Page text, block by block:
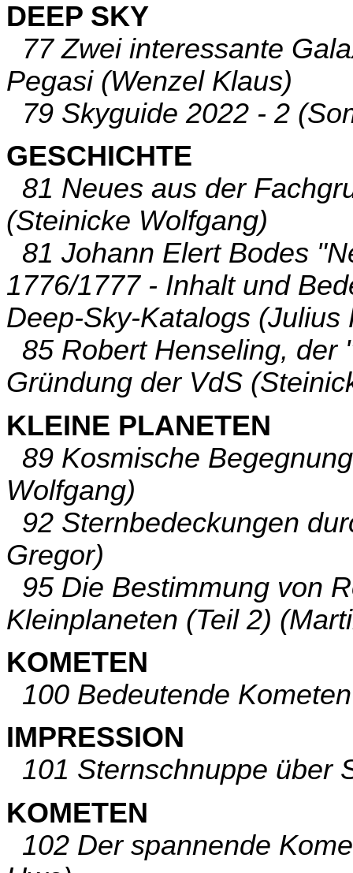
DEEP SKY
77 Zwei interessante
Pegasi (Wenzel Klaus)
79 Skyguide 2022 - 2
GESCHICHTE
81 Neues aus der
(Steinicke Wolfgang)
81 Johann Elert Bodes
1776/1777 - Inhalt und
Deep-Sky-Katalogs (Julius
85 Robert Henseling, der
Gründung der VdS
KLEINE PLANETEN
89 Kosmische
Wolfgang)
92 Sternbedeckungen
Gregor)
95 Die Bestimmung von
Kleinplaneten (Teil 2)
KOMETEN
100 Bedeutende
IMPRESSION
101 Sternschnuppe über
KOMETEN
102 Der spannende